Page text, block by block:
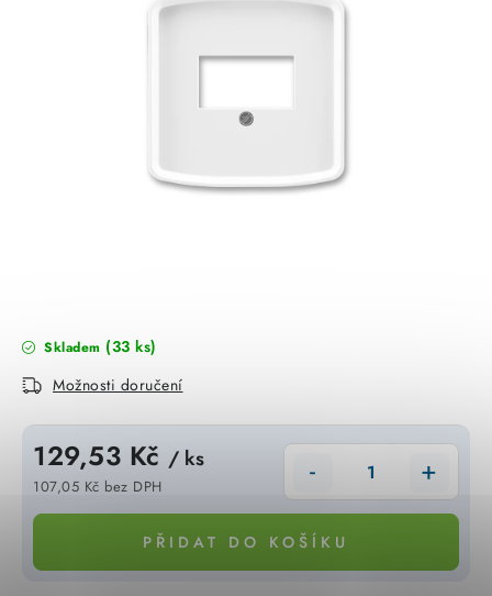
CHYTRÁ DOMÁCNOST
SVÍTIDLA domovní
SVÍTIDLA interiérová
Skladem (33 ks)
Možnosti doručení
129,53 Kč / ks
107,05 Kč bez DPH
Měrná cena:
PŘIDAT DO KOŠÍKU